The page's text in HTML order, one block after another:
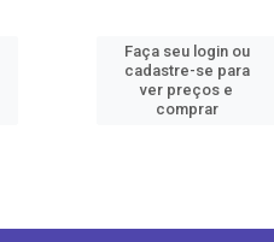
Faça seu login ou
cadastre-se para
ver preços e
comprar